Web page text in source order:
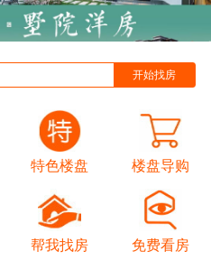
特色楼盘 楼盘导购
帮我找房 免费看房